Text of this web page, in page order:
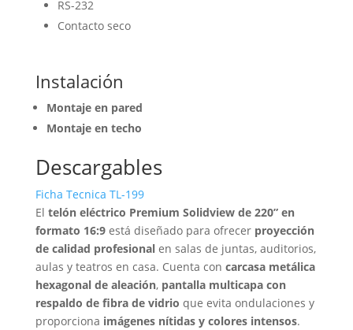
RS-232
Contacto seco
Instalación
Montaje en pared
Montaje en techo
Descargables
Ficha Tecnica TL-199
El telón eléctrico Premium Solidview de 220” en
formato 16:9está diseñado para ofrecer proyección
de calidad profesionalen salas de juntas, auditorios,
aulas y teatros en casa. Cuenta con carcasa metálica
hexagonal de aleación, pantalla multicapa con
respaldo de fibra de vidrio que evita ondulaciones y
proporciona imágenes nítidas y colores intensos.